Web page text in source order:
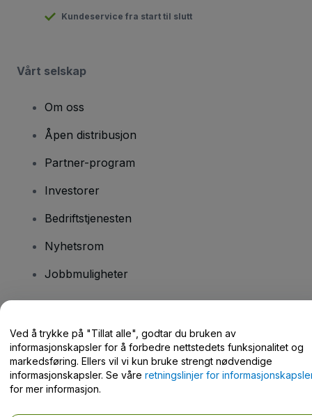
Kundeservice fra start til slutt
Vårt selskap
Om oss
Åpen distribusjon
Partner-program
Investorer
Bedriftstjenesten
Nyhetsrom
Jobbmuligheter
Hjelpesenter / kontakt oss
Ved å trykke på "Tillat alle", godtar du bruken av
informasjonskapsler for å forbedre nettstedets funksjonalitet og
markedsføring. Ellers vil vi kun bruke strengt nødvendige
informasjonskapsler. Se våre retningslinjer for
for mer informasjon.